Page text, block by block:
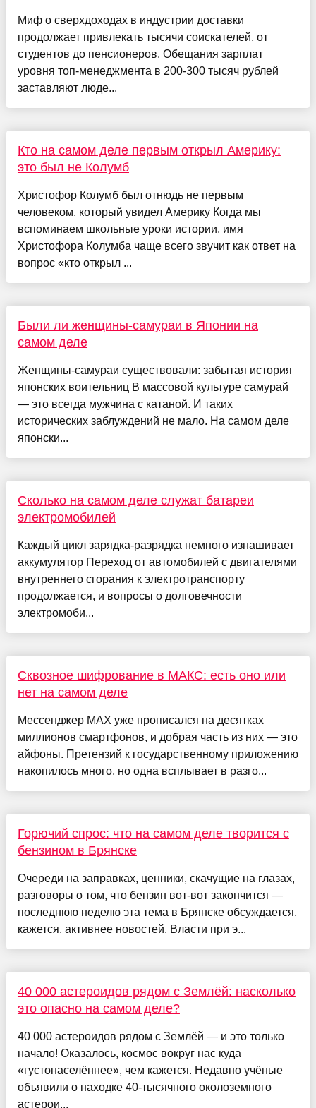
Миф о сверхдоходах в индустрии доставки
продолжает привлекать тысячи соискателей, от
студентов до пенсионеров. Обещания зарплат
уровня топ-менеджмента в 200-300 тысяч рублей
заставляют люде...
Кто на самом деле первым открыл Америку:
это был не Колумб
Христофор Колумб был отнюдь не первым
человеком, который увидел Америку Когда мы
вспоминаем школьные уроки истории, имя
Христофора Колумба чаще всего звучит как ответ на
вопрос «кто открыл ...
Были ли женщины-самураи в Японии на
самом деле
Женщины-самураи существовали: забытая история
японских воительниц В массовой культуре самурай
— это всегда мужчина с катаной. И таких
исторических заблуждений не мало. На самом деле
японски...
Сколько на самом деле служат батареи
электромобилей
Каждый цикл зарядка-разрядка немного изнашивает
аккумулятор Переход от автомобилей с двигателями
внутреннего сгорания к электротранспорту
продолжается, и вопросы о долговечности
электромоби...
Сквозное шифрование в МАКС: есть оно или
нет на самом деле
Мессенджер MAX уже прописался на десятках
миллионов смартфонов, и добрая часть из них — это
айфоны. Претензий к государственному приложению
накопилось много, но одна всплывает в разго...
Горючий спрос: что на самом деле творится с
бензином в Брянске
Очереди на заправках, ценники, скачущие на глазах,
разговоры о том, что бензин вот-вот закончится —
последнюю неделю эта тема в Брянске обсуждается,
кажется, активнее новостей. Власти при э...
40 000 астероидов рядом с Землёй: насколько
это опасно на самом деле?
40 000 астероидов рядом с Землёй — и это только
начало! Оказалось, космос вокруг нас куда
«густонаселённее», чем кажется. Недавно учёные
объявили о находке 40-тысячного околоземного
астерои...